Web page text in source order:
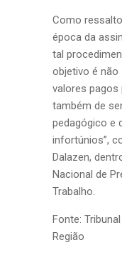
Como
época da
tal
objetivo é
valores pagos
também de
pedagógico e
infortúnios”,
Dalazen,
Nacional de
Trabalho.
Fonte:
Região